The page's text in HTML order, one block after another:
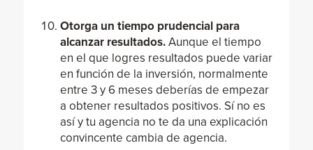
Otorga un tiempo prudencial para
alcanzar resultados.Aunque el tiempo
en el que logres resultados puede variar
en función de la inversión, normalmente
entre 3 y 6 meses deberías de empezar
a obtener resultados positivos. Sí no es
así y tu agencia no te da una explicación
convincente cambia de agencia.